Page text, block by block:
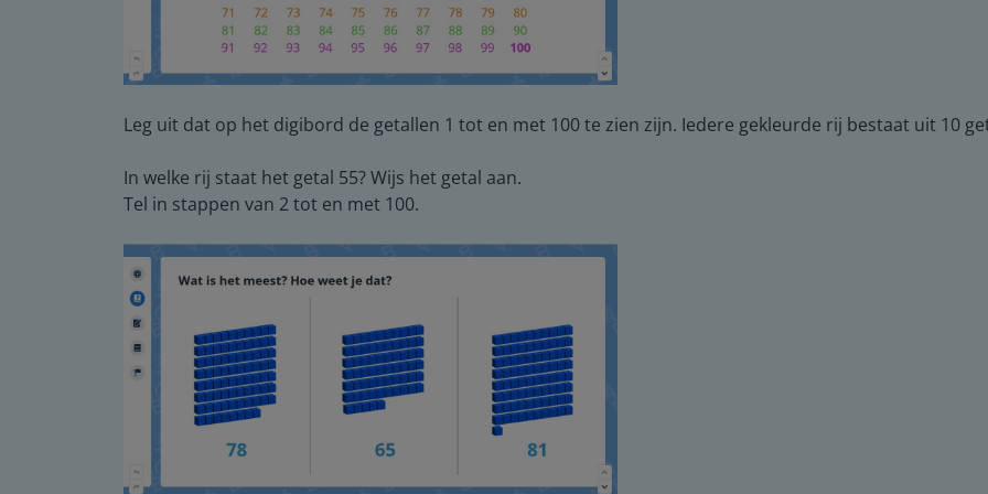
Leg uit dat op het digibord de getallen 1 tot en met 100 te zien zijn. Iedere gekleurde rij bestaat uit 10
In welke rij staat het getal 55? Wijs het getal aan.
Tel in stappen van 2 tot en met 100.